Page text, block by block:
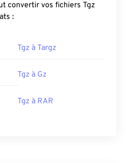
vos fichiers Tgz
:
Tgz à Targz
Tgz à Gz
Tgz à RAR